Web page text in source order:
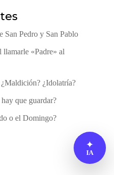
San Pedro y San Pablo
llamarle «Padre» al
¿Idolatría?
que guardar?
o el Domingo?
✦
IA